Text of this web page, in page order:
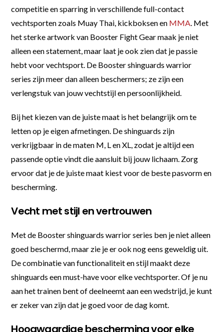
competitie en sparring in verschillende full-contact
vechtsporten zoals Muay Thai, kickboksen en MMA. Met
het sterke artwork van Booster Fight Gear maak je niet
alleen een statement, maar laat je ook zien dat je passie
hebt voor vechtsport. De Booster shinguards warrior
series zijn meer dan alleen beschermers; ze zijn een
verlengstuk van jouw vechtstijl en persoonlijkheid.
Bij het kiezen van de juiste maat is het belangrijk om te
letten op je eigen afmetingen. De shinguards zijn
verkrijgbaar in de maten M, L en XL, zodat je altijd een
passende optie vindt die aansluit bij jouw lichaam. Zorg
ervoor dat je de juiste maat kiest voor de beste pasvorm en
bescherming.
Vecht met stijl en vertrouwen
Met de Booster shinguards warrior series ben je niet alleen
goed beschermd, maar zie je er ook nog eens geweldig uit.
De combinatie van functionaliteit en stijl maakt deze
shinguards een must-have voor elke vechtsporter. Of je nu
aan het trainen bent of deelneemt aan een wedstrijd, je kunt
er zeker van zijn dat je goed voor de dag komt.
Hoogwaardige bescherming voor elke